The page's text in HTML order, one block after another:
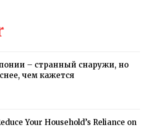
– странный снаружи, но
чем кажется
Your Household’s Reliance on